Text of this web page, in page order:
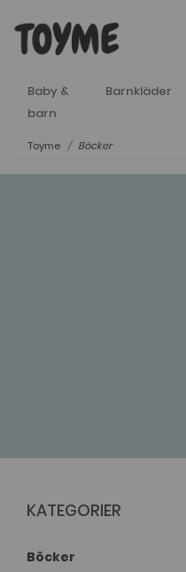
Baby &
barn
Barnkläder
Toyme Böcker
KATEGORIER
Böcker